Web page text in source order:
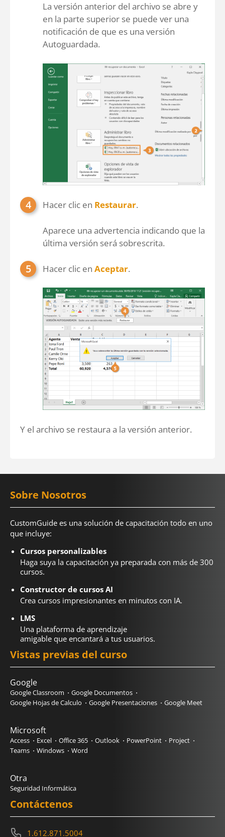
La versión anterior del archivo se abre y
en la parte superior se puede ver una
notificación de que es una versión
Autoguardada.
Hacer clic en Restaurar.
Aparece una advertencia indicando que la
última versión será sobrescrita.
Hacer clic en Aceptar.
Y el archivo se restaura a la versión anterior.
Sobre Nosotros
CustomGuide es una solución de capacitación todo en uno
que incluye:
Cursos personalizables
Haga suya la capacitación ya preparada con más de 300
cursos.
Constructor de cursos AI
Crea cursos impresionantes en minutos con IA.
LMS
Una plataforma de aprendizaje
amigable que encantará a tus usuarios.
Vistas previas del curso
Google
Google Classroom
Google Documentos
Google Hojas de Calculo
Google Presentaciones Google Meet
Microsoft
Access Excel Office 365 Outlook PowerPoint
Project
Teams
Windows Word
Otra
Seguridad Informática
Contáctenos
1.612.871.5004